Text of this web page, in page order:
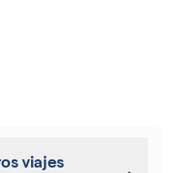
viajes